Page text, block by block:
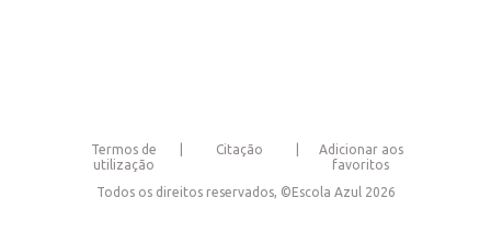
Termos de
utilização
Citação
Adicionar aos
favoritos
Todos os direitos reservados, ©Escola Azul 2026